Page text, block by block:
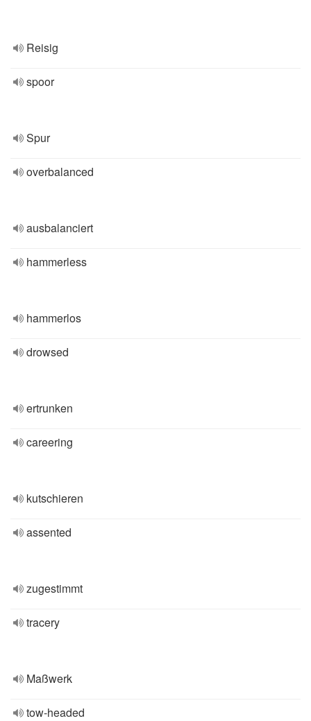
Reisig
spoor
Spur
overbalanced
ausbalanciert
hammerless
hammerlos
drowsed
ertrunken
careering
kutschieren
assented
zugestimmt
tracery
Maßwerk
tow-headed